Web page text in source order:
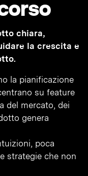
chiara,
la crescita e
la pianificazione
su feature
del mercato, dei
genera
poca
strategie che non